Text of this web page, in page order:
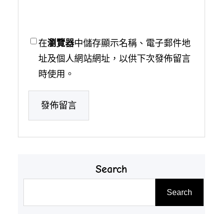
在瀏覽器中儲存顯示名稱、電子郵件地
址及個人網站網址，以供下次發佈留言
時使用。
Search
Search